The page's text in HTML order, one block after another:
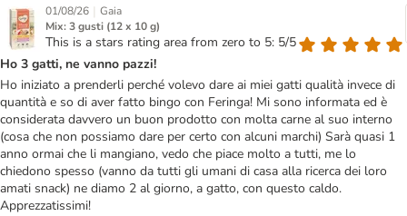
01/08/26 | Gaia
Mix: 3 gusti (12 x 10 g)
This is a stars rating area from zero to 5: 5/5
Ho 3 gatti, ne vanno pazzi!
Ho iniziato a prenderli perché volevo dare ai miei gatti qualità invece di
quantità e so di aver fatto bingo con Feringa! Mi sono informata ed è
considerata davvero un buon prodotto con molta carne al suo interno
(cosa che non possiamo dare per certo con alcuni marchi) Sarà quasi 1
anno ormai che li mangiano, vedo che piace molto a tutti, me lo
chiedono spesso (vanno da tutti gli umani di casa alla ricerca dei loro
amati snack) ne diamo 2 al giorno, a gatto, con questo caldo.
Apprezzatissimi!